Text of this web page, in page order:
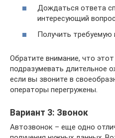
Дождаться ответа
интересующий
Получить
Обратите внимание, что
подразумевать длительное
если вы звоните в
операторы перегружены.
Вариант 3: Звонок
Автозвонок – еще одно